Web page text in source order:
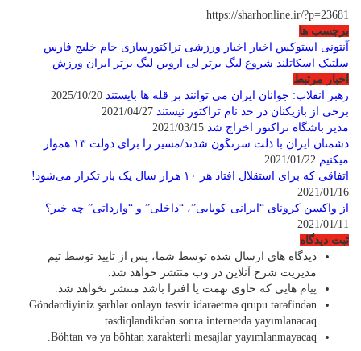
https://sharhonline.ir/?p=23681
برچسب ها
آنتونی استوکس اخبار اخبار ورزشی تراکتورسازی جام خلیج فارس
سلتیک اسکاتلند شروع لیگ برتر لی اروین لیگ برتر ایران ورزش
اخبار مرتبط
رهبر انقلاب: جوانان ایران می توانند بر قله ها بایستند
برخی از بازیکنان در حد نام تراکتور نیستند
مدیر باشگاه تراکتور اخراج شد
دشمنان ایران با ذلت سرنگون شدند/مسیر را برای دولت ۱۳ هموار
میکنیم
اتفاقی که برای استقلال افتاد هر ۱۰ هزار سال یک بار تکرار می‌شود!
2021/01/16
از واکسن کرونای “ایرانی-کوبایی”، “داخلی” و “وارداتی” چه خبر؟
2021/01/11
ثبت دیدگاه
دیدگاه های ارسال شده توسط شما، پس از تایید توسط تیم
مدیریت شرح آنلاین در وب منتشر خواهد شد.
پیام هایی که حاوی تهمت یا افترا باشد منتشر نخواهد شد.
Göndərdiyiniz şərhlər onlayn təsvir idarəetmə qrupu tərəfindən
təsdiqləndikdən sonra internetdə yayımlanacaq.
Böhtan və ya böhtan xarakterli mesajlar yayımlanmayacaq.